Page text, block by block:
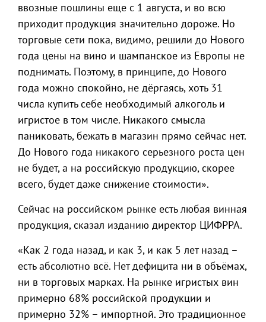
ввозные пошлины еще с 1 августа, и во всю
приходит продукция значительно дороже. Но
торговые сети пока, видимо, решили до Нового
года цены на вино и шампанское из Европы не
поднимать. Поэтому, в принципе, до Нового
года можно спокойно, не дёргаясь, хоть 31
числа купить себе необходимый алкоголь и
игристое в том числе. Никакого смысла
паниковать, бежать в магазин прямо сейчас нет.
До Нового года никакого серьезного роста цен
не будет, а на российскую продукцию, скорее
всего, будет даже снижение стоимости».
Сейчас на российском рынке есть любая винная
продукция, сказал изданию директор ЦИФРРА.
«Как 2 года назад, и как 3, и как 5 лет назад –
есть абсолютно всё. Нет дефицита ни в объёмах,
ни в торговых марках. На рынке игристых вин
примерно 68% российской продукции и
примерно 32% – импортной. Это традиционное